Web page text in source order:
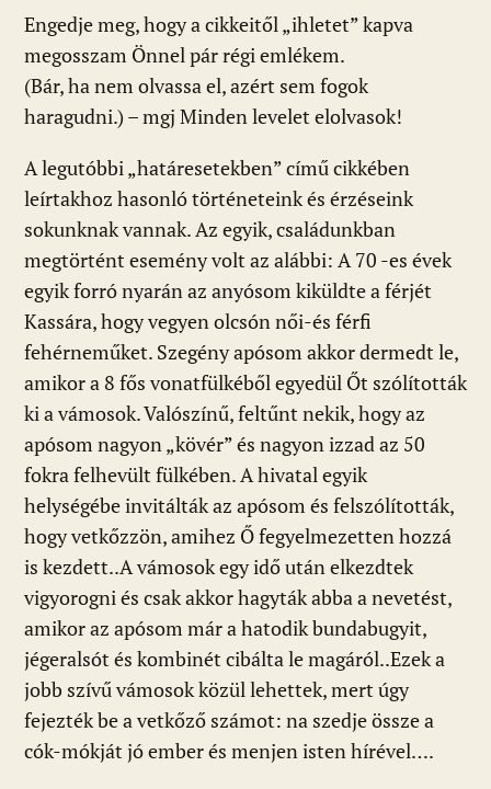
Engedje meg, hogy a cikkeitől „ihletet” kapva
megosszam Önnel pár régi emlékem.
(Bár, ha nem olvassa el, azért sem fogok
haragudni.) – mgj Minden levelet elolvasok!
A legutóbbi „határesetekben” című cikkében
leírtakhoz hasonló történeteink és érzéseink
sokunknak vannak. Az egyik, családunkban
megtörtént esemény volt az alábbi: A 70 -es évek
egyik forró nyarán az anyósom kiküldte a férjét
Kassára, hogy vegyen olcsón női-és férfi
fehérneműket. Szegény apósom akkor dermedt le,
amikor a 8 fős vonatfülkéből egyedül Őt szólították
ki a vámosok. Valószínű, feltűnt nekik, hogy az
apósom nagyon „kövér” és nagyon izzad az 50
fokra felhevült fülkében. A hivatal egyik
helységébe invitálták az apósom és felszólították,
hogy vetkőzzön, amihez Ő fegyelmezetten hozzá
is kezdett..A vámosok egy idő után elkezdtek
vigyorogni és csak akkor hagyták abba a nevetést,
amikor az apósom már a hatodik bundabugyit,
jégeralsót és kombinét cibálta le magáról..Ezek a
jobb szívű vámosok közül lehettek, mert úgy
fejezték be a vetkőző számot: na szedje össze a
cók-mókját jó ember és menjen isten hírével….